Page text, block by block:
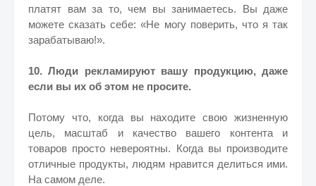
платят вам за то, чем вы занимаетесь. Вы даже
можете сказать себе: «Не могу поверить, что я так
зарабатываю!».
10. Люди рекламируют вашу продукцию, даже
если вы их об этом не просите.
Потому что, когда вы находите свою жизненную
цель, масштаб и качество вашего контента и
товаров просто невероятны. Когда вы производите
отличные продукты, людям нравится делиться ими.
На самом деле.